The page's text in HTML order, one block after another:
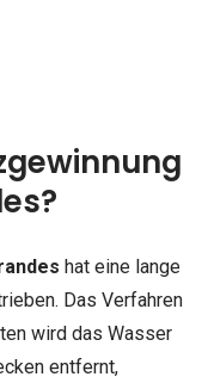
hat eine lange
Das Verfahren
wird das Wasser
entfernt,